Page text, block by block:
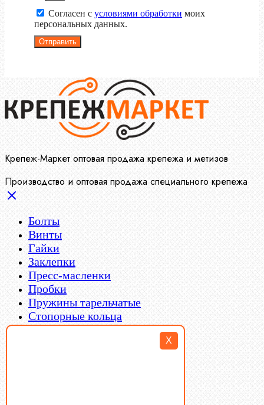
X
Согласен с условиями обработки моих
персональных данных.
Отправить
Крепеж-Маркет оптовая продажа крепежа и метизов
Производство и оптовая продажа специального крепежа
Болты
Винты
Гайки
Заклепки
Пресс-масленки
Пробки
Пружины тарельчатые
Стопорные кольца
Такелаж